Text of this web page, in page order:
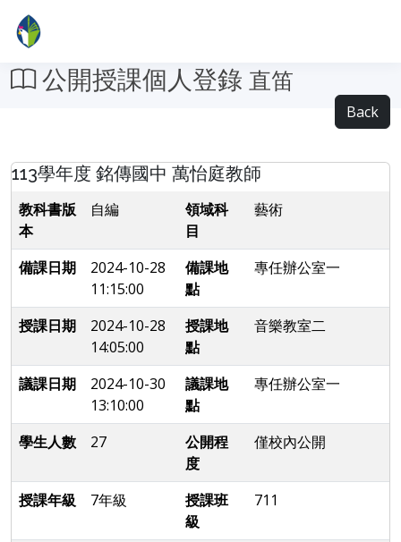
公開授課個人登錄 直笛
Back
113學年度 銘傳國中 萬怡庭教師
教科書版
本
自編
領域科
目
藝術
備課日期
2024-10-28
11:15:00
備課地
點
專任辦公室一
授課日期
2024-10-28
14:05:00
授課地
點
音樂教室二
議課日期
2024-10-30
13:10:00
議課地
點
專任辦公室一
學生人數 27
公開程
度
僅校內公開
授課年級 7年級
授課班
級
711